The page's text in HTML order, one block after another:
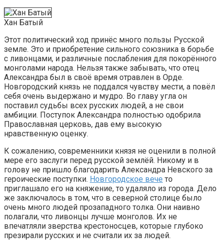
Хан Батый
Этот политический ход принёс много пользы Русской
земле. Это и приобретение сильного союзника в борьбе
с ливонцами, и различные послабления для покорённого
монголами народа. Нельзя также забывать, что отец
Александра был в своё время отравлен в Орде.
Новгородский князь не поддался чувству мести, а повёл
себя очень выдержано и мудро. Во главу угла он
поставил судьбы всех русских людей, а не свои
амбиции. Поступок Александра полностью одобрила
Православная церковь, дав ему высокую
нравственную оценку.
К сожалению, современники князя не оценили в полной
мере его заслуги перед русской землёй. Никому и в
голову не пришло благодарить Александра Невского за
героические поступки. Новгородское вече то
приглашало его на княжение, то удаляло из города. Дело
же заключалось в том, что в северной столице было
очень много людей прозападного толка. Они наивно
полагали, что ливонцы лучше монголов. Их не
впечатляли зверства крестоносцев, которые глубоко
презирали русских и не считали их за людей.